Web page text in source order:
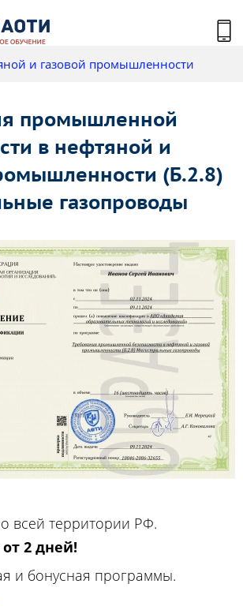
и газовой промышленности
промышленной
в нефтяной и
(Б.2.8)
газопроводы
всей территории РФ.
2 дней!
и бонусная программы.